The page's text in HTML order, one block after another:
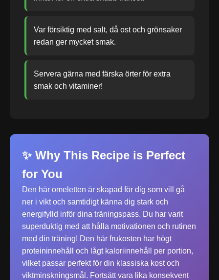
Var försiktig med salt, då ost och grönsaker
redan ger mycket smak.
Servera gärna med färska örter för extra
smak och vitaminer!
✨ Why This Recipe is Perfect
for You
Den här omeletten är skapad för dig som vill gå
ner i vikt och samtidigt känna dig stark och
energifylld inför dina träningspass. Du har varit
superduktig med att hålla motivationen och rutinen
med din träning! Den här frukosten har högt
proteininnehåll och lågt kaloriinnehåll per portion,
vilket passar perfekt för din klassiska kost och
viktminskningsmål. Fortsätt vara lika konsekvent